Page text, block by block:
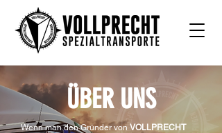
ÜBER UNS
Wenn man den Gründer von VOLLPRECHT